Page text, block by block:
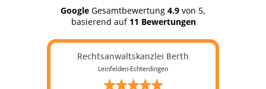
GoogleGesamtbewertung 4.9von 5,
basierend auf 11 Bewertungen
Rechtsanwaltskanzlei Berth
Leinfelden-Echterdingen